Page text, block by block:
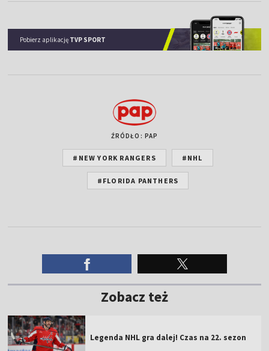
Pobierz aplikację TVP SPORT
ŹRÓDŁO: PAP
#NEW YORK RANGERS #NHL
#FLORIDA PANTHERS
Zobacz też
Legenda NHL gra dalej! Czas na 22. sezon